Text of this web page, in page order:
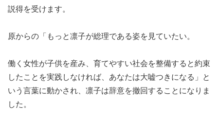
説得を受けます。
原からの「もっと凛子が総理である姿を見ていたい。
働く女性が子供を産み、育てやすい社会を整備すると約束
したことを実践しなければ、あなたは大嘘つきになる」と
いう言葉に動かされ、凛子は辞意を撤回することになりま
した。